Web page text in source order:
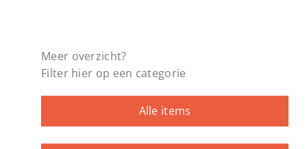
Meer overzicht?
Filter hier op een categorie
Alle items